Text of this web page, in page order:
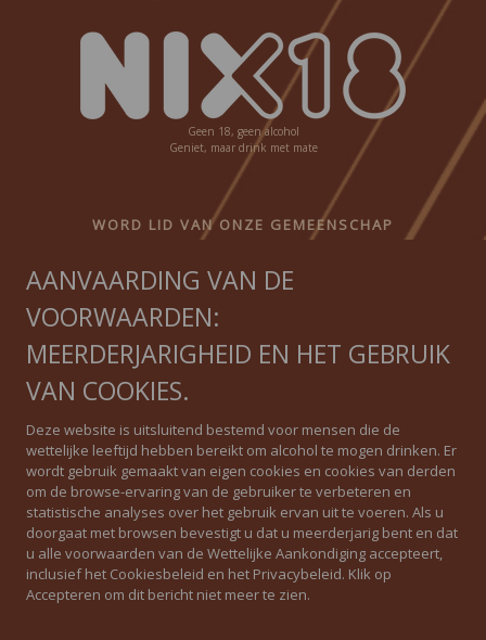
Geen 18, geen alcohol
Geniet, maar drink met mate
WORD LID VAN ONZE GEMEENSCHAP
Ontvang onze nieuwsbrief
Privacybeleid
Cookiebeleid
Wettelijke waarschuwing
AANVAARDING VAN DE
VOORWAARDEN:
MEERDERJARIGHEID EN HET GEBRUIK
VAN COOKIES.
Deze website is uitsluitend bestemd voor mensen die de
wettelijke leeftijd hebben bereikt om alcohol te mogen drinken. Er
wordt gebruik gemaakt van eigen cookies en cookies van derden
om de browse-ervaring van de gebruiker te verbeteren en
statistische analyses over het gebruik ervan uit te voeren. Als u
doorgaat met browsen bevestigt u dat u meerderjarig bent en dat
u alle voorwaarden van de Wettelijke Aankondiging accepteert,
inclusief het Cookiesbeleid en het Privacybeleid. Klik op
Accepteren om dit bericht niet meer te zien.